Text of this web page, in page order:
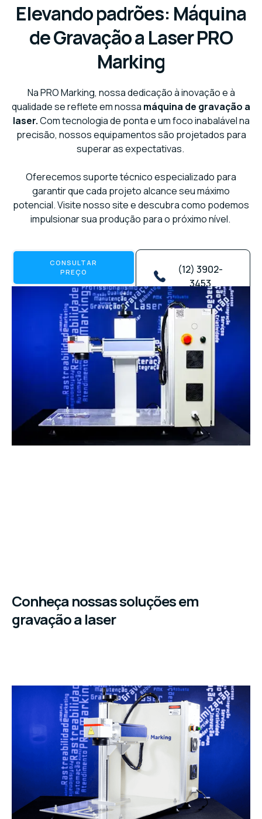
Elevando padrões: Máquina
de Gravação a Laser PRO
Marking
Na PRO Marking, nossa dedicação à inovação e à
qualidade se reflete em nossa máquina de gravação a
laser.Com tecnologia de ponta e um foco inabalável na
precisão, nossos equipamentos são projetados para
superar as expectativas.
Oferecemos suporte técnico especializado para
garantir que cada projeto alcance seu máximo
potencial. Visite nosso site e descubra como podemos
impulsionar sua produção para o próximo nível.
CONSULTAR
PREÇO
(12) 3902-
3453
Conheça nossas soluções em
gravação a laser